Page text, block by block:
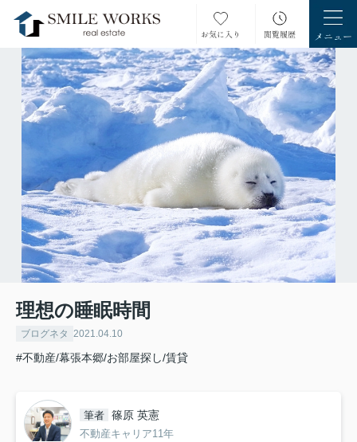
理想の睡眠時間
ブログネタ 2021.04.10
#不動産/幕張本郷/お部屋探し/賃貸
筆者 篠原 英憲
不動産キャリア11年